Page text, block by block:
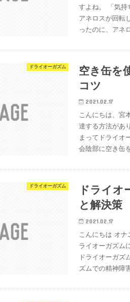
すよね。 「気持
アネロスが回転
ったのに、アネ
ドライオーガズム
空き缶を
コツ
2021.02.17
こんにちは、宮
達する方法があ
まってドライオ
会陰部に空き缶
ドライオーガズム
ドライオ
と解決策
2021.02.17
こんにちは オ
ライオーガズム
ドライオーガズ
ズムでの精神障